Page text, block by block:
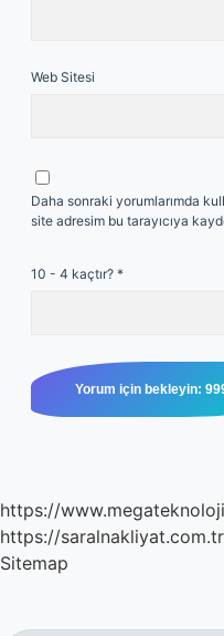
Web Sitesi
Daha sonraki yorumlarımda
site adresim bu tarayıcıya
10 - 4 kaçtır? *
https://
https://saralnakliyat.com.tr
Sitemap